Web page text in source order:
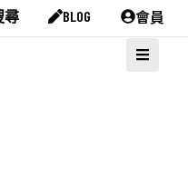
尋 BLOG 會員